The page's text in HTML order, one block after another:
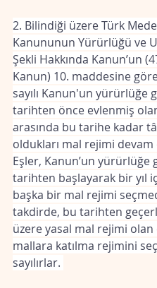
2. Bilindiği üzere Türk
Kanununun Yürürlüğü ve
Şekli Hakkında Kanun’un
Kanun) 10. maddesine
sayılı Kanun'un yürürlüğe
tarihten önce evlenmiş
arasında bu tarihe kadar
oldukları mal rejimi devam
Eşler, Kanun’un yürürlüğe
tarihten başlayarak bir yıl
başka bir mal rejimi
takdirde, bu tarihten
üzere yasal mal rejimi
mallara katılma rejimini
sayılırlar.